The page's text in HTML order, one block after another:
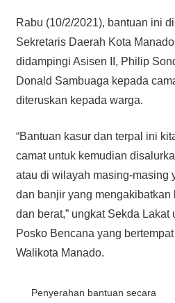
Rabu (10/2/2021), bantuan ini
Sekretaris Daerah Kota
didampingi Asisen II, Philip
Donald Sambuaga kepada
diteruskan kepada warga.
“Bantuan kasur dan terpal ini
camat untuk kemudian
atau di wilayah masing-masing
dan banjir yang mengakibatkan
dan berat,” ungkat Sekda Lakat
Posko Bencana yang
Walikota Manado.
Penyerahan bantuan secara